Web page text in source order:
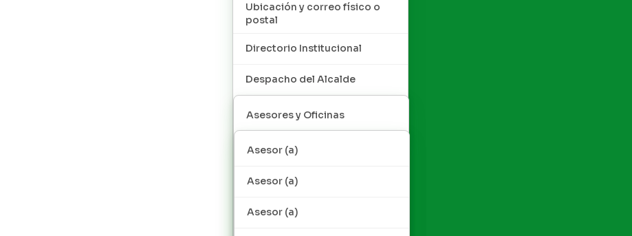
Ubicación y correo físico o
postal
Directorio Institucional
Despacho del Alcalde
Asesores y Oficinas
Asesor (a)
Asesor (a)
Asesor (a)